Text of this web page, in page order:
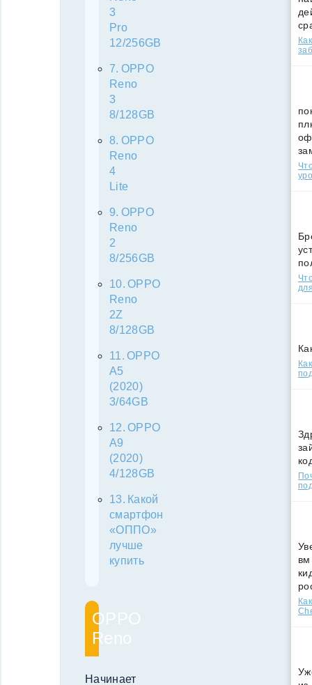
3
Pro
12/256GB
OPPO
Reno
3
8/128GB
OPPO
Reno
4
Lite
OPPO
Reno
2
8/256GB
OPPO
Reno
2Z
8/128GB
OPPO
A5
(2020)
3/64GB
OPPO
A9
(2020)
4/128GB
Какой
смартфон
«ОППО»
лучше
купить
OPPO
Reno
Начинает
вм